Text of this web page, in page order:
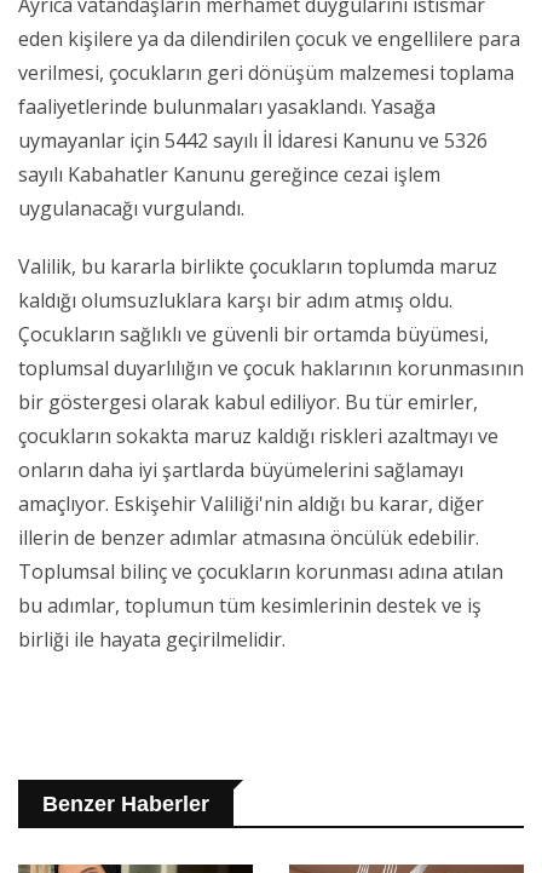
eden kişilere ya da dilendirilen çocuk ve engellilere para
verilmesi, çocukların geri dönüşüm malzemesi toplama
faaliyetlerinde bulunmaları yasaklandı. Yasağa
uymayanlar için 5442 sayılı İl İdaresi Kanunu ve 5326
sayılı Kabahatler Kanunu gereğince cezai işlem
uygulanacağı vurgulandı.
Valilik, bu kararla birlikte çocukların toplumda maruz
kaldığı olumsuzluklara karşı bir adım atmış oldu.
Çocukların sağlıklı ve güvenli bir ortamda büyümesi,
toplumsal duyarlılığın ve çocuk haklarının korunmasının
bir göstergesi olarak kabul ediliyor. Bu tür emirler,
çocukların sokakta maruz kaldığı riskleri azaltmayı ve
onların daha iyi şartlarda büyümelerini sağlamayı
amaçlıyor. Eskişehir Valiliği'nin aldığı bu karar, diğer
illerin de benzer adımlar atmasına öncülük edebilir.
Toplumsal bilinç ve çocukların korunması adına atılan
bu adımlar, toplumun tüm kesimlerinin destek ve iş
birliği ile hayata geçirilmelidir.
Benzer Haberler